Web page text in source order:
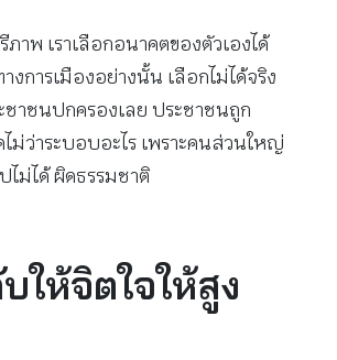
ภาพ เราเลือกอนาคตของตัวเองได้
งการเมืองอย่างนั้น เลือกไม่ได้จริง
ชาชนปกครองเลย ประชาชนถูก
ม่ว่าระบอบอะไร เพราะคนส่วนใหญ่
ไม่ได้ ผิดธรรมชาติ
ให้จิตใจให้สูง